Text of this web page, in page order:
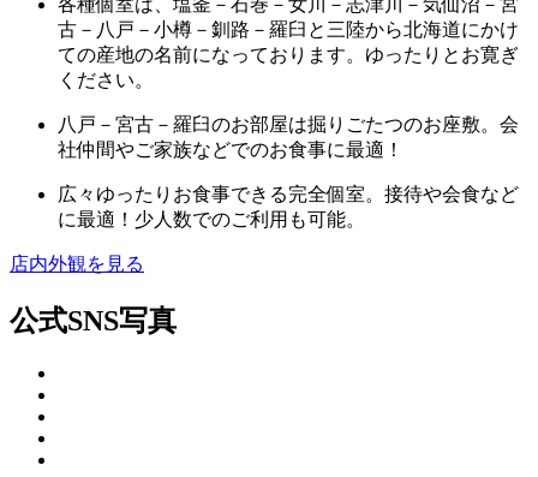
古－八戸－小樽－釧路－羅臼と三陸から北海道にかけ
ての産地の名前になっております。ゆったりとお寛ぎ
ください。
八戸－宮古－羅臼のお部屋は掘りごたつのお座敷。会
社仲間やご家族などでのお食事に最適！
広々ゆったりお食事できる完全個室。接待や会食など
に最適！少人数でのご利用も可能。
店内外観を見る
公式SNS写真